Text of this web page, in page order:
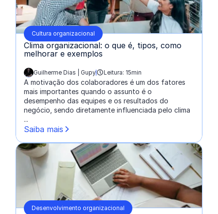
Cultura organizacional
Clima organizacional: o que é, tipos, como
melhorar e exemplos
escrito por:
Guilherme Dias | Gupy Leitura: 15min
A motivação dos colaboradores é um dos fatores
mais importantes quando o assunto é o
desempenho das equipes e os resultados do
negócio, sendo diretamente influenciada pelo clima
...
Saiba mais
Desenvolvimento organizacional